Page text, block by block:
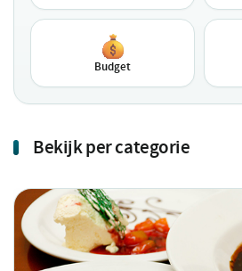
Budget
Bekijk per categorie